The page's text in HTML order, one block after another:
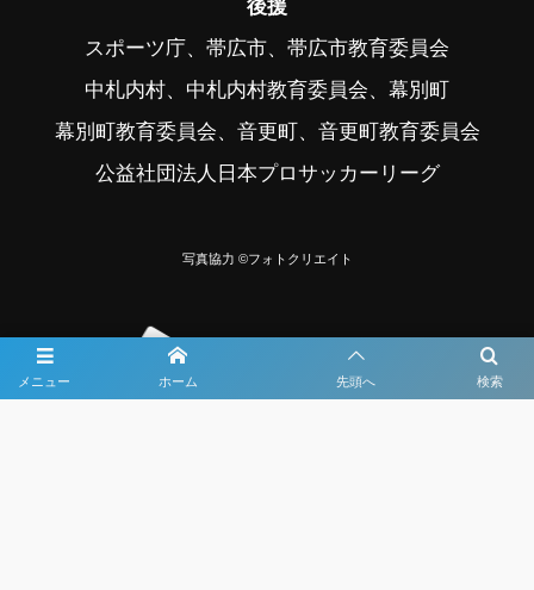
メニュー 検索
ホーム 先頭へ
後援
スポーツ庁、帯広市、帯広市教育委員会
中札内村、中札内村教育委員会、幕別町
幕別町教育委員会、音更町、音更町教育委員会
公益社団法人日本プロサッカーリーグ
写真協力 ©フォトクリエイト